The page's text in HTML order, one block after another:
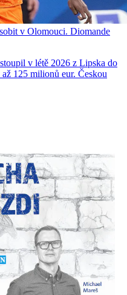
v Olomouci. Diomande
v létě 2026 z Lipska do
125 milionů eur. Českou